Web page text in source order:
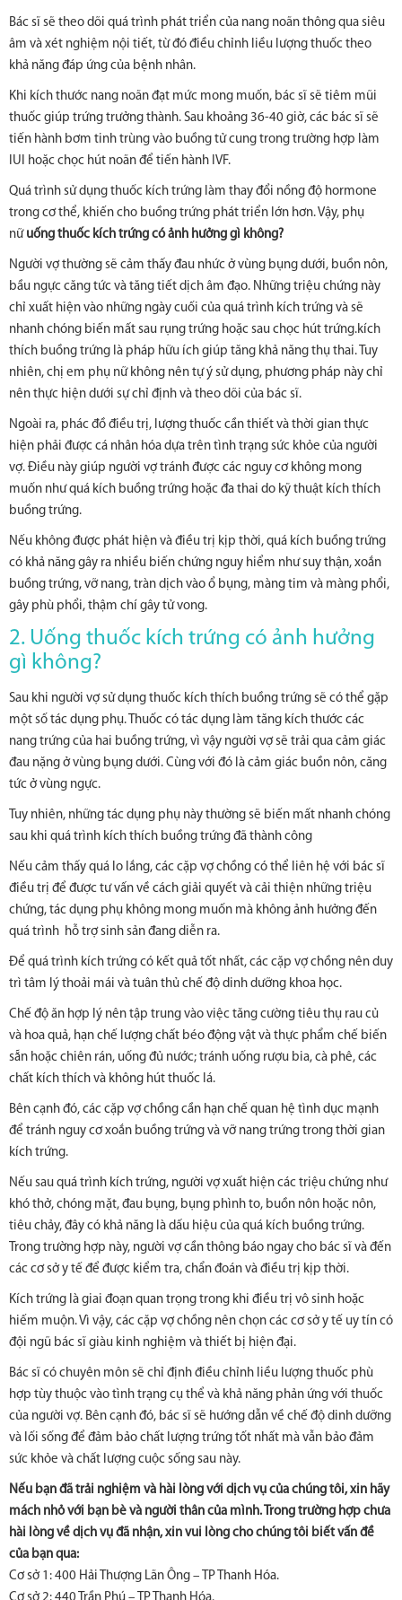
Bác sĩ sẽ theo dõi quá trình phát triển của nang noãn thông qua siêu
âm và xét nghiệm nội tiết, từ đó điều chỉnh liều lượng thuốc theo
khả năng đáp ứng của bệnh nhân.
Khi kích thước nang noãn đạt mức mong muốn, bác sĩ sẽ tiêm mũi
thuốc giúp trứng trưởng thành. Sau khoảng 36-40 giờ, các bác sĩ sẽ
tiến hành bơm tinh trùng vào buồng tử cung trong trường hợp làm
IUI hoặc chọc hút noãn để tiến hành IVF.
Quá trình sử dụng thuốc kích trứng làm thay đổi nồng độ hormone
trong cơ thể, khiến cho buồng trứng phát triển lớn hơn. Vậy, phụ
nữ uống thuốc kích trứng có ảnh hưởng gì không?
Người vợ thường sẽ cảm thấy đau nhức ở vùng bụng dưới, buồn nôn,
bầu ngực căng tức và tăng tiết dịch âm đạo. Những triệu chứng này
chỉ xuất hiện vào những ngày cuối của quá trình kích trứng và sẽ
nhanh chóng biến mất sau rụng trứng hoặc sau chọc hút trứng.kích
thích buồng trứng là pháp hữu ích giúp tăng khả năng thụ thai. Tuy
nhiên, chị em phụ nữ không nên tự ý sử dụng, phương pháp này chỉ
nên thực hiện dưới sự chỉ định và theo dõi của bác sĩ.
Ngoài ra, phác đồ điều trị, lượng thuốc cần thiết và thời gian thực
hiện phải được cá nhân hóa dựa trên tình trạng sức khỏe của người
vợ. Điều này giúp người vợ tránh được các nguy cơ không mong
muốn như quá kích buồng trứng hoặc đa thai do kỹ thuật kích thích
buồng trứng.
Nếu không được phát hiện và điều trị kịp thời, quá kích buồng trứng
có khả năng gây ra nhiều biến chứng nguy hiểm như suy thận, xoắn
buồng trứng, vỡ nang, tràn dịch vào ổ bụng, màng tim và màng phổi,
gây phù phổi, thậm chí gây tử vong.
2. Uống thuốc kích trứng có ảnh hưởng
gì không?
Sau khi người vợ sử dụng thuốc kích thích buồng trứng sẽ có thể gặp
một số tác dụng phụ. Thuốc có tác dụng làm tăng kích thước các
nang trứng của hai buồng trứng, vì vậy người vợ sẽ trải qua cảm giác
đau nặng ở vùng bụng dưới. Cùng với đó là cảm giác buồn nôn, căng
tức ở vùng ngực.
Tuy nhiên, những tác dụng phụ này thường sẽ biến mất nhanh chóng
sau khi quá trình kích thích buồng trứng đã thành công
Nếu cảm thấy quá lo lắng, các cặp vợ chồng có thể liên hệ với bác sĩ
điều trị để được tư vấn về cách giải quyết và cải thiện những triệu
chứng, tác dụng phụ không mong muốn mà không ảnh hưởng đến
quá trình hỗ trợ sinh sản đang diễn ra.
Để quá trình kích trứng có kết quả tốt nhất, các cặp vợ chồng nên duy
trì tâm lý thoải mái và tuân thủ chế độ dinh dưỡng khoa học.
Chế độ ăn hợp lý nên tập trung vào việc tăng cường tiêu thụ rau củ
và hoa quả, hạn chế lượng chất béo động vật và thực phẩm chế biến
sẵn hoặc chiên rán, uống đủ nước; tránh uống rượu bia, cà phê, các
chất kích thích và không hút thuốc lá.
Bên cạnh đó, các cặp vợ chồng cần hạn chế quan hệ tình dục mạnh
để tránh nguy cơ xoắn buồng trứng và vỡ nang trứng trong thời gian
kích trứng.
Nếu sau quá trình kích trứng, người vợ xuất hiện các triệu chứng như
khó thở, chóng mặt, đau bụng, bụng phình to, buồn nôn hoặc nôn,
tiêu chảy, đây có khả năng là dấu hiệu của quá kích buồng trứng.
Trong trường hợp này, người vợ cần thông báo ngay cho bác sĩ và đến
các cơ sở y tế để được kiểm tra, chẩn đoán và điều trị kịp thời.
Kích trứng là giai đoạn quan trọng trong khi điều trị vô sinh hoặc
hiếm muộn. Vì vậy, các cặp vợ chồng nên chọn các cơ sở y tế uy tín có
đội ngũ bác sĩ giàu kinh nghiệm và thiết bị hiện đại.
Bác sĩ có chuyên môn sẽ chỉ định điều chỉnh liều lượng thuốc phù
hợp tùy thuộc vào tình trạng cụ thể và khả năng phản ứng với thuốc
của người vợ. Bên cạnh đó, bác sĩ sẽ hướng dẫn về chế độ dinh dưỡng
và lối sống để đảm bảo chất lượng trứng tốt nhất mà vẫn bảo đảm
sức khỏe và chất lượng cuộc sống sau này.
Nếu bạn đã trải nghiệm và hài lòng với dịch vụ của chúng tôi, xin hãy
mách nhỏ với bạn bè và người thân của mình. Trong trường hợp chưa
hài lòng về dịch vụ đã nhận, xin vui lòng cho chúng tôi biết vấn đề
của bạn qua:
Cơ sở 1: 400 Hải Thượng Lãn Ông – TP Thanh Hóa.